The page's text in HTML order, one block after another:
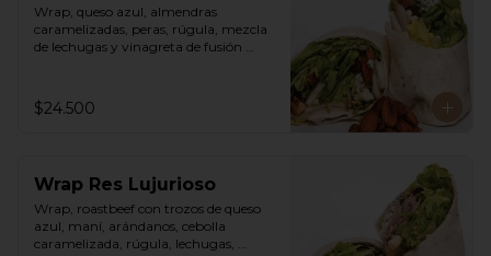
Wrap, queso azul, almendras
caramelizadas, peras, rúgula, mezcla
de lechugas y vinagreta de fusión
$24.500
Wrap Res Lujurioso
Wrap, roastbeef con trozos de queso
azul, maní, arándanos, cebolla
caramelizada, rúgula, lechugas,